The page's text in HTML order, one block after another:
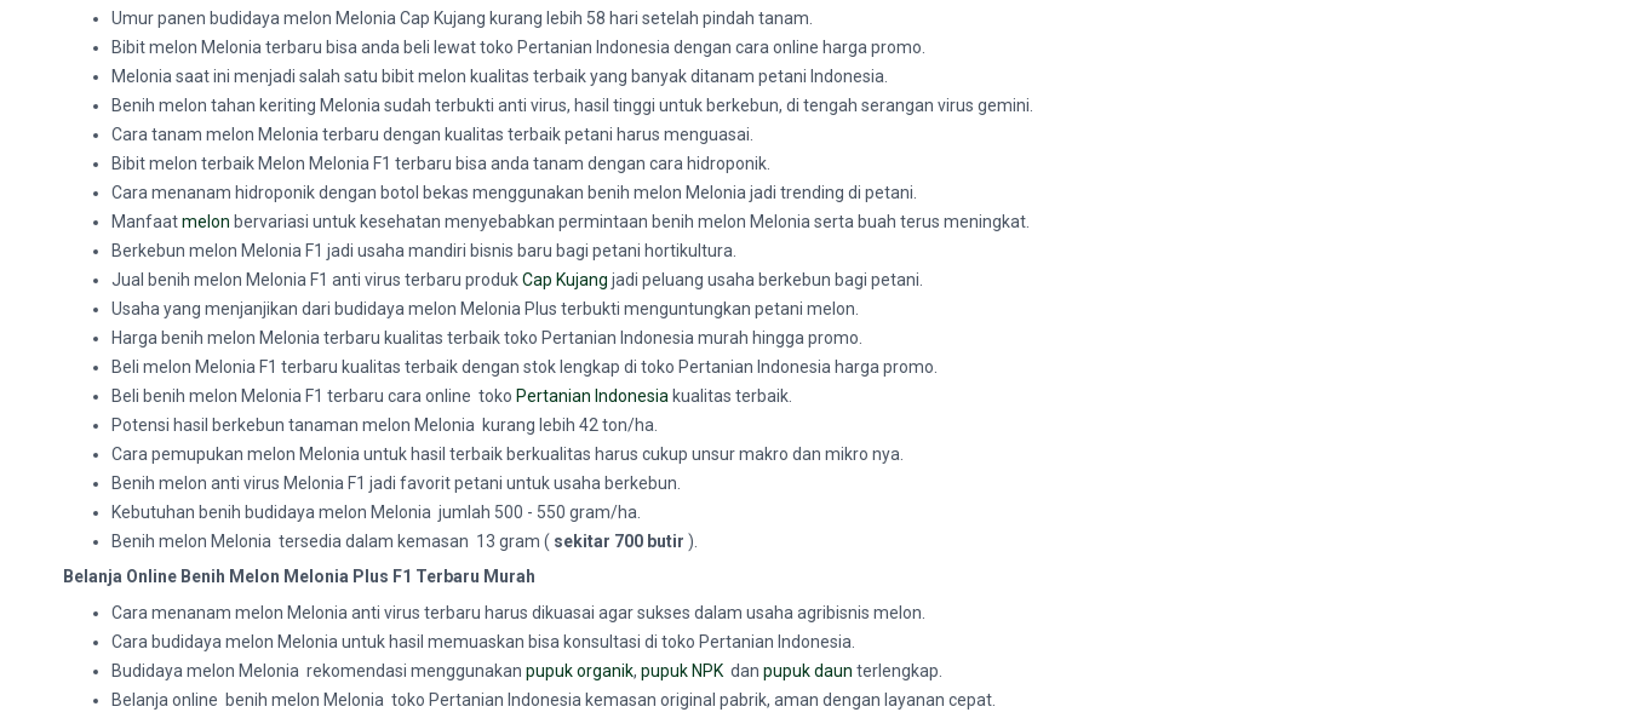
Umur panen budidaya melon Melonia Cap Kujang kurang lebih 58 hari setelah pindah tanam.
Bibit melon Melonia terbaru bisa anda beli lewat toko Pertanian Indonesia dengan cara online harga promo.
Melonia saat ini menjadi salah satu bibit melon kualitas terbaik yang banyak ditanam petani Indonesia.
Benih melon tahan keriting Melonia sudah terbukti anti virus, hasil tinggi untuk berkebun, di tengah serangan virus gemini.
Cara tanam melon Melonia terbaru dengan kualitas terbaik petani harus menguasai.
Bibit melon terbaik Melon Melonia F1 terbaru bisa anda tanam dengan cara hidroponik.
Cara menanam hidroponik dengan botol bekas menggunakan benih melon Melonia jadi trending di petani.
Manfaatmelon bervariasi untuk kesehatan menyebabkan permintaan benih melon Melonia serta buah terus meningkat.
Berkebun melon Melonia F1 jadi usaha mandiri bisnis baru bagi petani hortikultura.
Jual benih melon Melonia F1 anti virus terbaru produkCap Kujang jadi peluang usaha berkebun bagi petani.
Usaha yang menjanjikan dari budidaya melon Melonia Plus terbukti menguntungkan petani melon.
Harga benih melon Melonia terbaru kualitas terbaik toko Pertanian Indonesia murah hingga promo.
Beli melon Melonia F1 terbaru kualitas terbaik dengan stok lengkap di toko Pertanian Indonesia harga promo.
Beli benih melon Melonia F1 terbaru cara online toko Pertanian Indonesia kualitas terbaik.
Potensi hasil berkebun tanaman melon Melonia kurang lebih 42 ton/ha.
Cara pemupukan melon Melonia untuk hasil terbaik berkualitas harus cukup unsur makro dan mikro nya.
Benih melon anti virus Melonia F1 jadi favorit petani untuk usaha berkebun.
Kebutuhan benih budidaya melon Melonia jumlah 500 - 550 gram/ha.
Benih melon Melonia tersedia dalam kemasan 13 gram ( sekitar 700 butir ).
Belanja Online Benih Melon Melonia Plus F1 Terbaru Murah
Cara menanam melon Melonia anti virus terbaru harus dikuasai agar sukses dalam usaha agribisnis melon.
Cara budidaya melon Melonia untuk hasil memuaskan bisa konsultasi di toko Pertanian Indonesia.
Budidaya melon Melonia rekomendasi menggunakan pupuk organik, pupuk NPK dan pupuk daun terlengkap.
Belanja online benih melon Melonia toko Pertanian Indonesia kemasan original pabrik, aman dengan layanan cepat.